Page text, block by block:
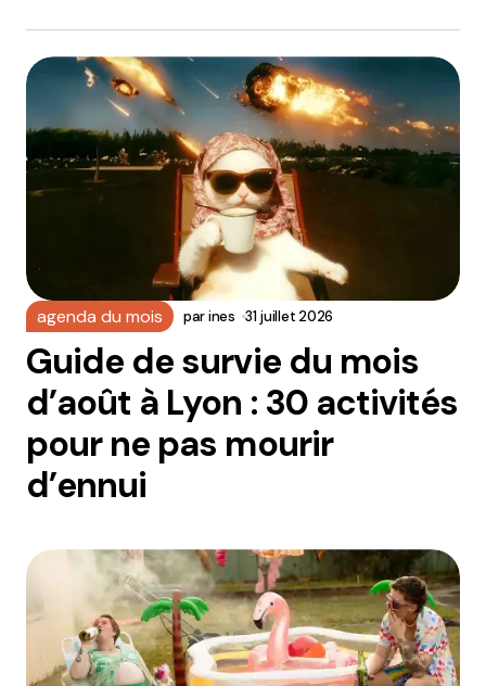
agenda du mois parines 31 juillet 2026
Guide de survie du mois
d’août à Lyon : 30 activités
pour ne pas mourir
d’ennui